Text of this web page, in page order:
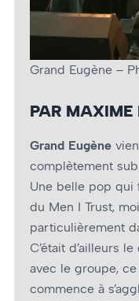
Grand Eugène –
PAR MAXIME
Grand Eugène
complètement
Une belle pop qui
du Men I Trust,
particulièrement
C’était d’ailleurs
avec le groupe,
commence à